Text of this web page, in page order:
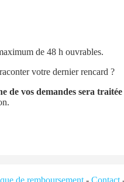
de 48 h ouvrables.
votre dernier rencard ?
de vos demandes sera
de remboursement - Contact